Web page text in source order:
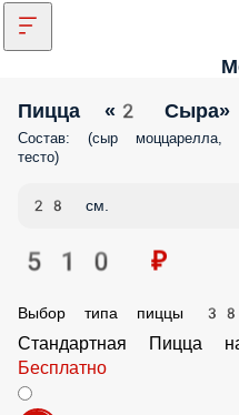
Пицца «2 Сыра»
Состав: (сыр моццарелла, сыр
510 ₽
Стандартная Пицца на
Бесплатно